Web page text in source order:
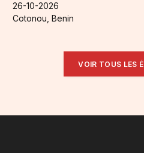
26-10-2026
Cotonou, Benin
VOIR TOUS LES